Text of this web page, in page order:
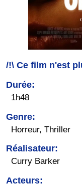
/!\ Ce film n'est
Durée:
1h48
Genre:
Horreur, Thriller
Réalisateur:
Curry Barker
Acteurs: